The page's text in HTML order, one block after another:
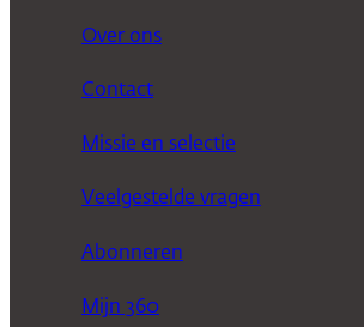
Over ons
Contact
Missie en selectie
Veelgestelde vragen
Abonneren
Mijn 360